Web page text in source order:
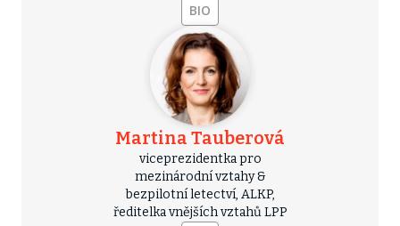
BIO
Martina Tauberová
viceprezidentka pro
mezinárodní vztahy &
bezpilotní letectví, ALKP,
ředitelka vnějších vztahů LPP